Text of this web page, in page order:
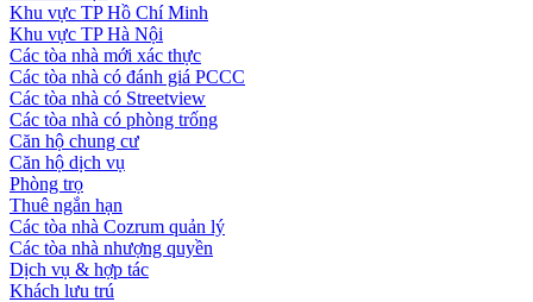
Khu vực TP Hồ Chí Minh
Khu vực TP Hà Nội
Các tòa nhà mới xác thực
Các tòa nhà có đánh giá PCCC
Các tòa nhà có Streetview
Các tòa nhà có phòng trống
Căn hộ chung cư
Căn hộ dịch vụ
Phòng trọ
Thuê ngắn hạn
Các tòa nhà Cozrum quản lý
Các tòa nhà nhượng quyền
Dịch vụ & hợp tác
Khách lưu trú